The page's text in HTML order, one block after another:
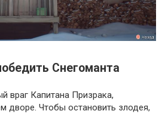
Снегоманта
враг Капитана Призрака,
дворе. Чтобы остановить злодея,